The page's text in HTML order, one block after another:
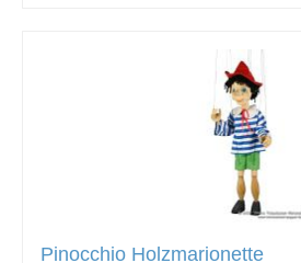
Pinocchio Holzmarionette